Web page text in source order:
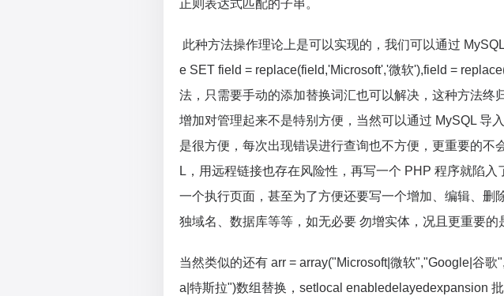
正则表达式匹配的子串。
此种方法操作理论上是可以实现的，我们可以通过
e SET field = replace(field,'Microsoft','微软'),field =
法，只需要手动的添加替换词汇也可以解决，这种方法终
增加对管理起来不是特别方便，当然可以通过 MySQL 导
是很方便，每次出现错误进行查询也不方便，更重要的不
L，用远程链接也存在风险性，再写一个 PHP 程序就陷入
一个执行页面，甚至为了方便还要写一个增加、编辑、删
独域名、数据库等等，如无必要 勿增实体，况且更重要的
当然类似的还有 arr = array("Microsoft|微软","Google|谷歌
a|特斯拉")数组替换，setlocal enabledelayedexpansion 批